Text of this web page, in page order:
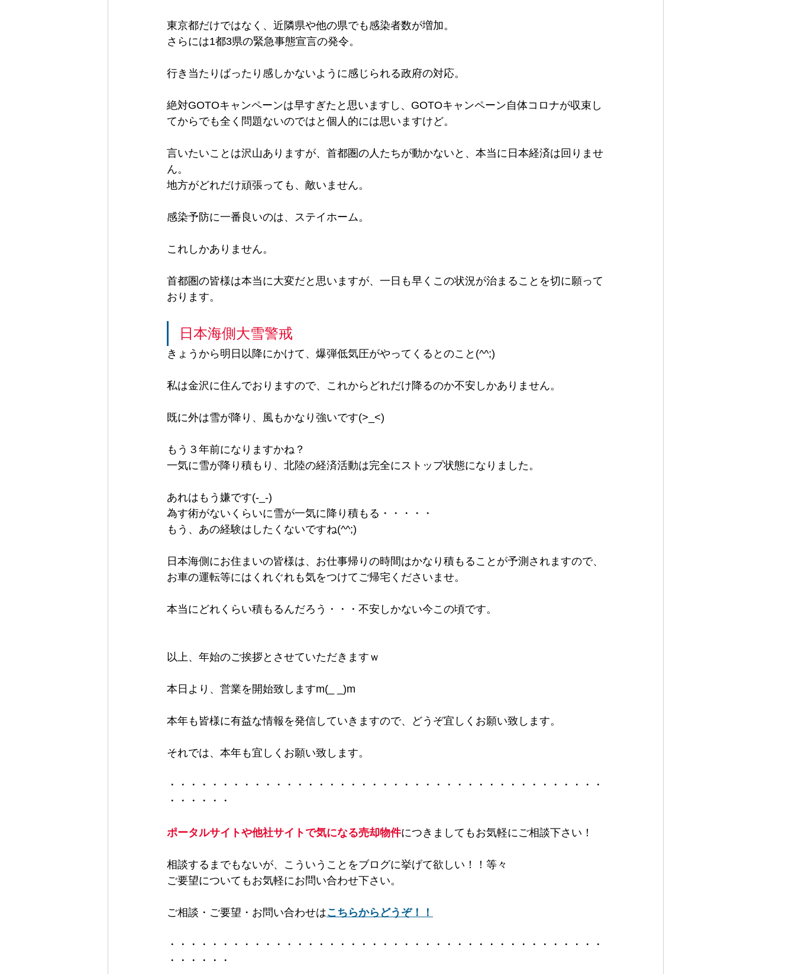
東京都だけではなく、近隣県や他の県でも感染者数が増加。
さらには1都3県の緊急事態宣言の発令。
行き当たりばったり感しかないように感じられる政府の対応。
絶対GOTOキャンペーンは早すぎたと思いますし、GOTOキャンペーン自体コロナが収束し
てからでも全く問題ないのではと個人的には思いますけど。
言いたいことは沢山ありますが、首都圏の人たちが動かないと、本当に日本経済は回りませ
ん。
地方がどれだけ頑張っても、敵いません。
感染予防に一番良いのは、ステイホーム。
これしかありません。
首都圏の皆様は本当に大変だと思いますが、一日も早くこの状況が治まることを切に願って
おります。
日本海側大雪警戒
きょうから明日以降にかけて、爆弾低気圧がやってくるとのこと(^^;)
私は金沢に住んでおりますので、これからどれだけ降るのか不安しかありません。
既に外は雪が降り、風もかなり強いです(>_<)
もう３年前になりますかね？
一気に雪が降り積もり、北陸の経済活動は完全にストップ状態になりました。
あれはもう嫌です(-_-)
為す術がないくらいに雪が一気に降り積もる・・・・・
もう、あの経験はしたくないですね(^^;)
日本海側にお住まいの皆様は、お仕事帰りの時間はかなり積もることが予測されますので、
お車の運転等にはくれぐれも気をつけてご帰宅くださいませ。
本当にどれくらい積もるんだろう・・・不安しかない今この頃です。
以上、年始のご挨拶とさせていただきますｗ
本日より、営業を開始致しますm(_ _)m
本年も皆様に有益な情報を発信していきますので、どうぞ宜しくお願い致します。
それでは、本年も宜しくお願い致します。
・・・・・・・・・・・・・・・・・・・・・・・・・・・・・・・・・・・・・・・・・
・・・・・・
ポータルサイトや他社サイトで気になる売却物件につきましてもお気軽にご相談下さい！
相談するまでもないが、こういうことをブログに挙げて欲しい！！等々
ご要望についてもお気軽にお問い合わせ下さい。
ご相談・ご要望・お問い合わせはこちらからどうぞ！！
・・・・・・・・・・・・・・・・・・・・・・・・・・・・・・・・・・・・・・・・・
・・・・・・